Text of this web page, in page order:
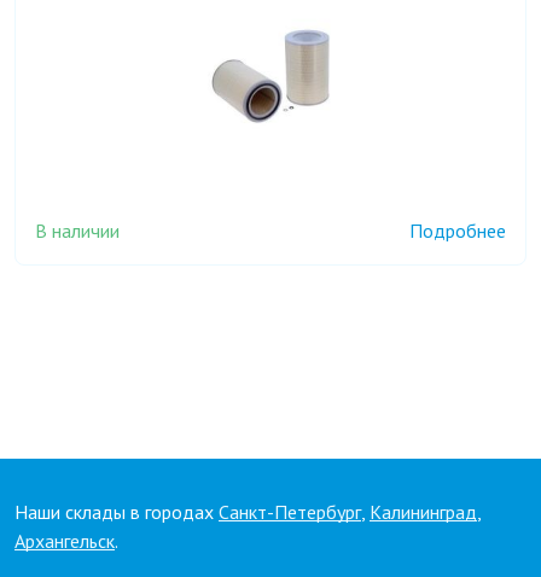
В наличии Подробнее
Наши склады в городах Санкт-Петербург, Калининград,
Архангельск.